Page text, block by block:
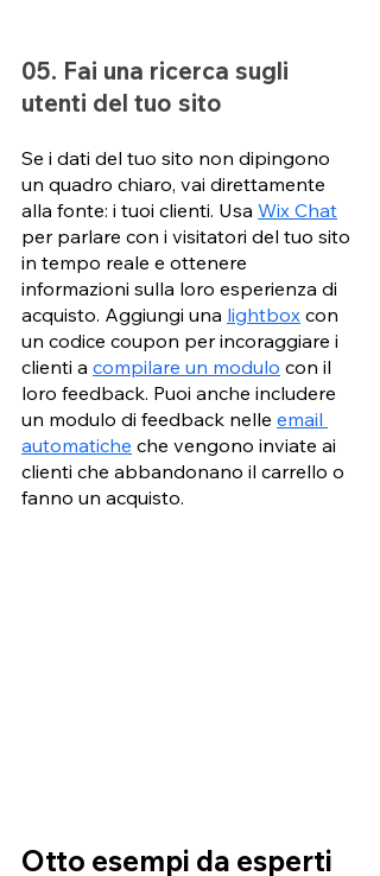
05. Fai una ricerca sugli
utenti del tuo sito
Se i dati del tuo sito non dipingono
un quadro chiaro, vai direttamente
alla fonte: i tuoi clienti. Usa Wix Chat
per parlare con i visitatori del tuo sito
in tempo reale e ottenere
informazioni sulla loro esperienza di
acquisto. Aggiungi una lightbox con
un codice coupon per incoraggiare i
clienti a compilare un modulo con il
loro feedback. Puoi anche includere
un modulo di feedback nelle email
automatiche che vengono inviate ai
clienti che abbandonano il carrello o
fanno un acquisto.
Otto esempi da esperti